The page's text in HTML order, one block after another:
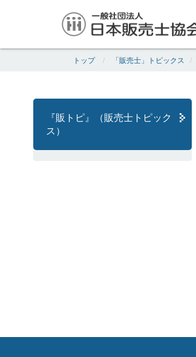
トップ 「販売士」トピックス
『販トピ』（販売士トピック
ス）